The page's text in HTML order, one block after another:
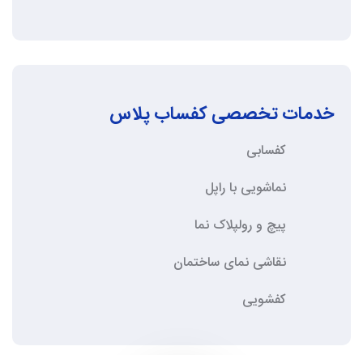
خدمات تخصصی کفساب پلاس
کفسابی
نماشویی با راپل
پیچ و رولپلاک نما
نقاشی نمای ساختمان
کفشویی